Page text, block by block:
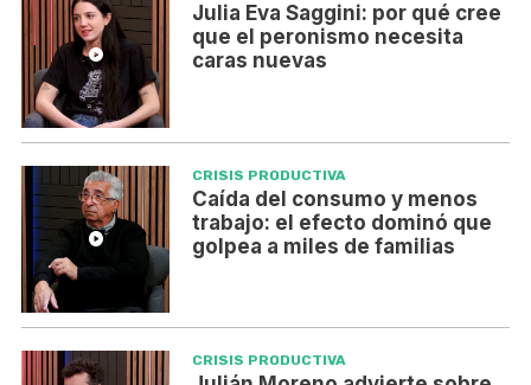
Julia Eva Saggini: por qué cree
que el peronismo necesita
caras nuevas
CRISIS PRODUCTIVA
Caída del consumo y menos
trabajo: el efecto dominó que
golpea a miles de familias
CRISIS PRODUCTIVA